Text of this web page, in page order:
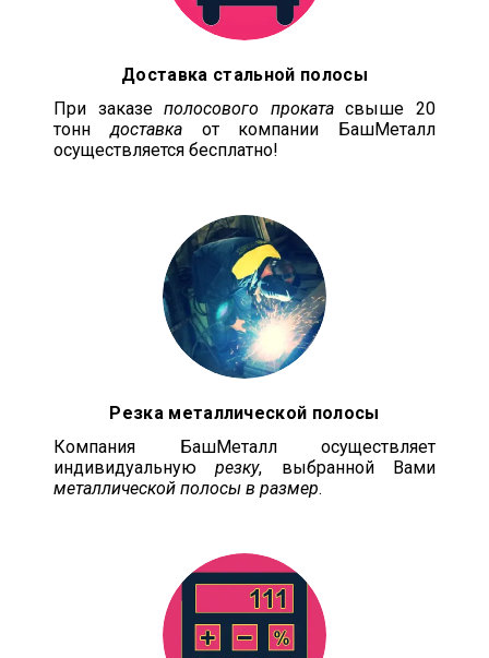
Доставка стальной полосы
При заказеполосового прокатасвыше 20
тонндоставкаот компании БашМеталл
осуществляется бесплатно!
Резка металлической полосы
Компания БашМеталл осуществляет
индивидуальнуюрезку, выбранной Вами
металлической полосы в размер.